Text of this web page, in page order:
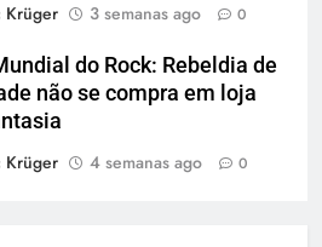
Krüger
3 semanas ago 0
do Rock: Rebeldia de
não se compra em loja
Krüger
4 semanas ago 0